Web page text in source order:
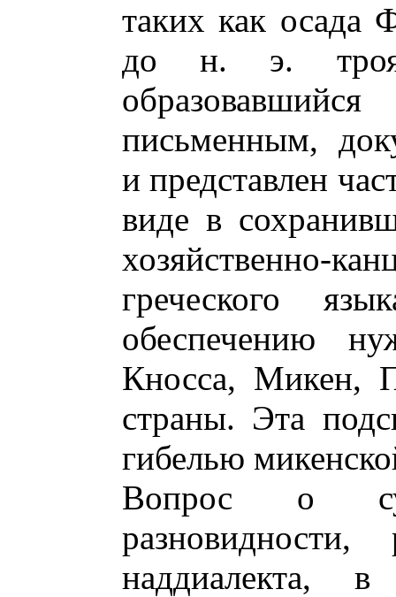
таких как
до н. э.
письменным,
и представлен
виде в
хозяйственно-
греческого
обеспечению
Кносса, Микен,
страны. Эта
гибелью
Вопрос о
наддиалекта,